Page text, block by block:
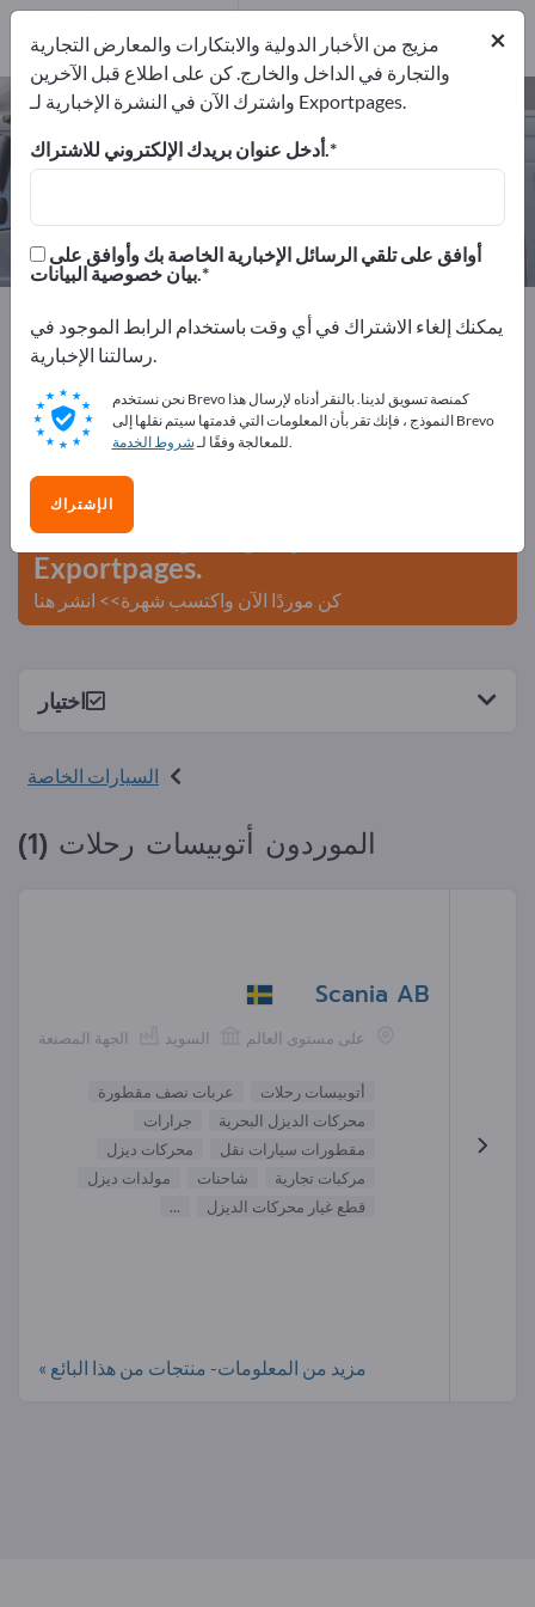
أتوبيسات رحلات – اعثر على الشركات
المصنعة والموردين
المصدرين1
1
Exportpages
صناعة المركبات والمركبات
السيارات الخاصة
أتوبيسات رحلات
أعلن مجانًا على Exportpages!
الاحتياجات – العروض – السلع المستعملة – جهات الاتصال
التجارية >> ابدأ من هنا
انشر شركتك ومنتجاتك على
Exportpages.
كن موردًا الآن واكتسب شهرة>> انشر هنا
اختيار
السيارات الخاصة
الموردون أتوبيسات رحلات (1)
Scania AB
الجهة المصنعة السويد على مستوى العالم
أتوبيسات رحلات
عربات نصف مقطورة
محركات الديزل البحرية
جرارات
مقطورات سيارات نقل
محركات ديزل
مركبات تجارية
شاحنات
مولدات ديزل
قطع غيار محركات الديزل
...
مزيد من المعلومات- منتجات من هذا البائع »
×
مزيج من الأخبار الدولية والابتكارات والمعارض التجارية
والتجارة في الداخل والخارج. كن على اطلاع قبل الآخرين
واشترك الآن في النشرة الإخبارية لـ Exportpages.
أدخل عنوان بريدك الإلكتروني للاشتراك.
بيان خصوصية البيانات.
يمكنك إلغاء الاشتراك في أي وقت باستخدام الرابط الموجود في
رسالتنا الإخبارية.
نحن نستخدم Brevo كمنصة تسويق لدينا. بالنقر أدناه لإرسال هذا
النموذج ، فإنك تقر بأن المعلومات التي قدمتها سيتم نقلها إلى Brevo
للمعالجة وفقًا لـشروط الخدمة .
الإشتراك